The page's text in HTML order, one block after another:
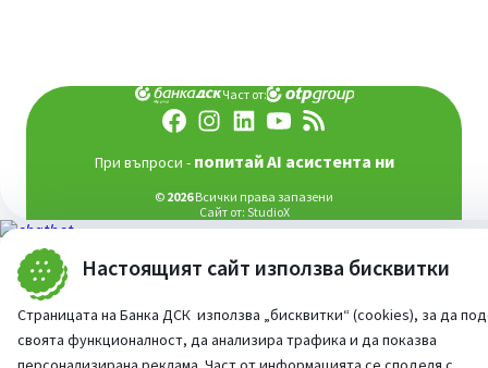
Настоящият сайт използва бисквитки
Страницата на Банка ДСК използва „бисквитки“ (cookies), за да
своята функционалност, да анализира трафика и да показва
Част от:
При въпроси - попитай AI асистента ни
© 2026Всички права запазени
Сайт от: StudioX